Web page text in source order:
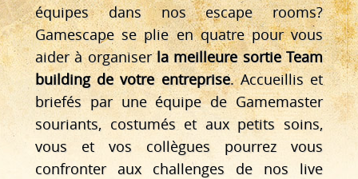
équipes dans nos escape rooms?
Gamescape se plie en quatre pour vous
aider à organiserla meilleure sortie Team
building de votre entreprise. Accueillis et
briefés par une équipe de Gamemaster
souriants, costumés et aux petits soins,
vous et vos collègues pourrez vous
confronter aux challenges de nos live